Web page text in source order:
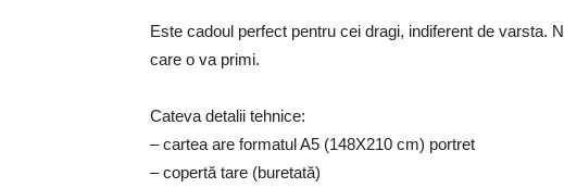
Este cadoul perfect pentru cei dragi, indiferent de varsta.
care o va primi.
Cateva detalii tehnice:
– cartea are formatul A5 (148X210 cm) portret
– copertă tare (buretată)